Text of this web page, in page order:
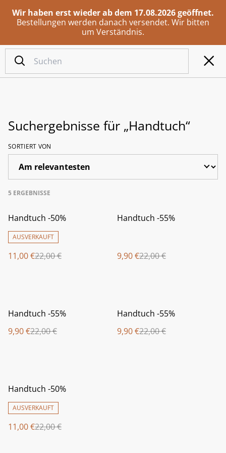
Wir haben erst wieder ab dem 17.08.2026 geöffnet.
Bestellungen werden danach versendet. Wir bitten
um Verständnis.
Suchergebnisse für „Handtuch“
SORTIERT VON
5 ERGEBNISSE
%
Handtuch -50%
AUSVERKAUFT
11,00 €22,00 €
%
Handtuch -55%
9,90 €22,00 €
%
Handtuch -55%
9,90 €22,00 €
%
Handtuch -55%
9,90 €22,00 €
%
Handtuch -50%
AUSVERKAUFT
11,00 €22,00 €